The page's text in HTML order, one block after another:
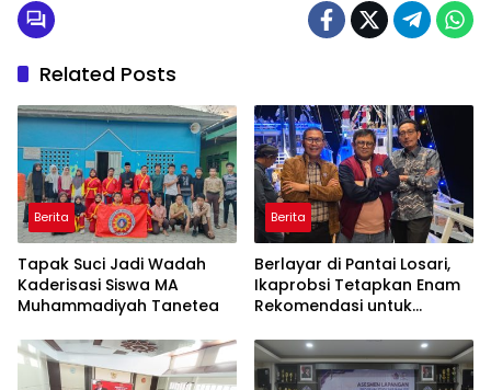
Related Posts
Berita
Tapak Suci Jadi Wadah
Kaderisasi Siswa MA
Muhammadiyah Tanetea
Berita
Berlayar di Pantai Losari,
Ikaprobsi Tetapkan Enam
Rekomendasi untuk